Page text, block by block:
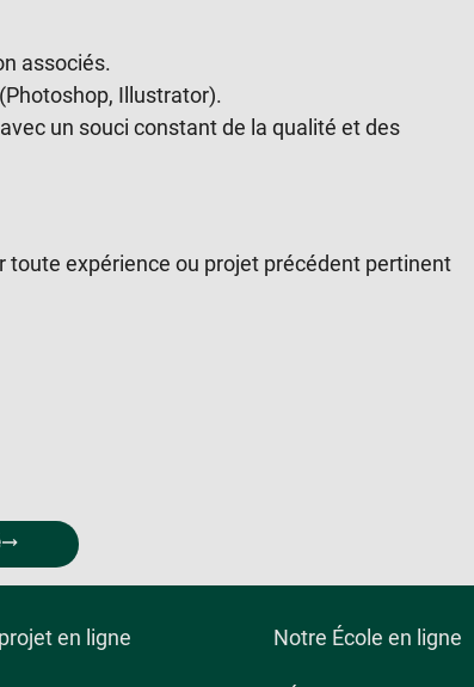
associés.
Illustrator).
un souci constant de la qualité et des
toute expérience ou projet précédent pertinent
en ligne Notre École en ligne